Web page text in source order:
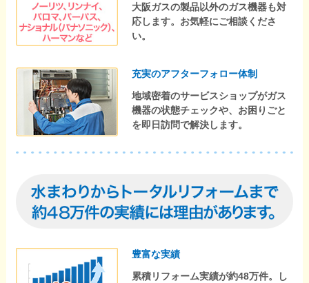
大阪ガスの製品以外のガス機器も対
応します。お気軽にご相談くださ
い。
充実のアフターフォロー体制
地域密着のサービスショップがガス
機器の状態チェックや、お困りごと
を即日訪問で解決します。
豊富な実績
累積リフォーム実績が約48万件。し